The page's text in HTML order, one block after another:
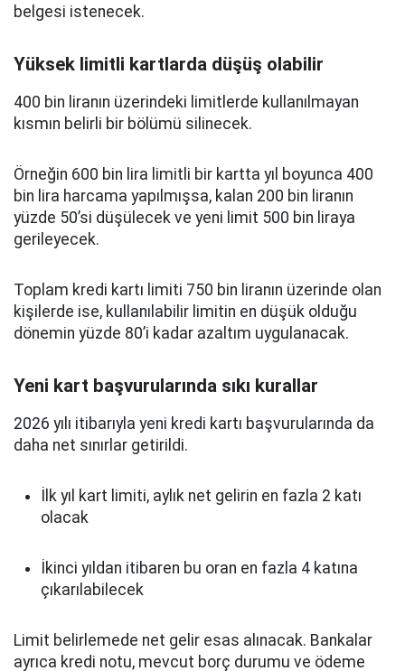
belgesi istenecek.
Yüksek limitli kartlarda düşüş olabilir
400 bin liranın üzerindeki limitlerde kullanılmayan
kısmın belirli bir bölümü silinecek.
Örneğin 600 bin lira limitli bir kartta yıl boyunca 400
bin lira harcama yapılmışsa, kalan 200 bin liranın
yüzde 50’si düşülecek ve yeni limit 500 bin liraya
gerileyecek.
Toplam kredi kartı limiti 750 bin liranın üzerinde olan
kişilerde ise, kullanılabilir limitin en düşük olduğu
dönemin yüzde 80’i kadar azaltım uygulanacak.
Yeni kart başvurularında sıkı kurallar
2026 yılı itibarıyla yeni kredi kartı başvurularında da
daha net sınırlar getirildi.
İlk yıl kart limiti, aylık net gelirin en fazla 2 katı
olacak
İkinci yıldan itibaren bu oran en fazla 4 katına
çıkarılabilecek
Limit belirlemede net gelir esas alınacak. Bankalar
ayrıca kredi notu, mevcut borç durumu ve ödeme